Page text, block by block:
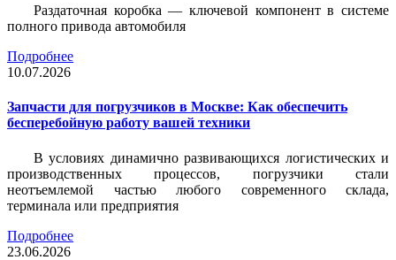
Раздаточная коробка — ключевой компонент в системе
полного привода автомобиля
Подробнее
10.07.2026
Запчасти для погрузчиков в Москве: Как обеспечить
бесперебойную работу вашей техники
В условиях динамично развивающихся логистических и
производственных процессов, погрузчики стали
неотъемлемой частью любого современного склада,
терминала или предприятия
Подробнее
23.06.2026